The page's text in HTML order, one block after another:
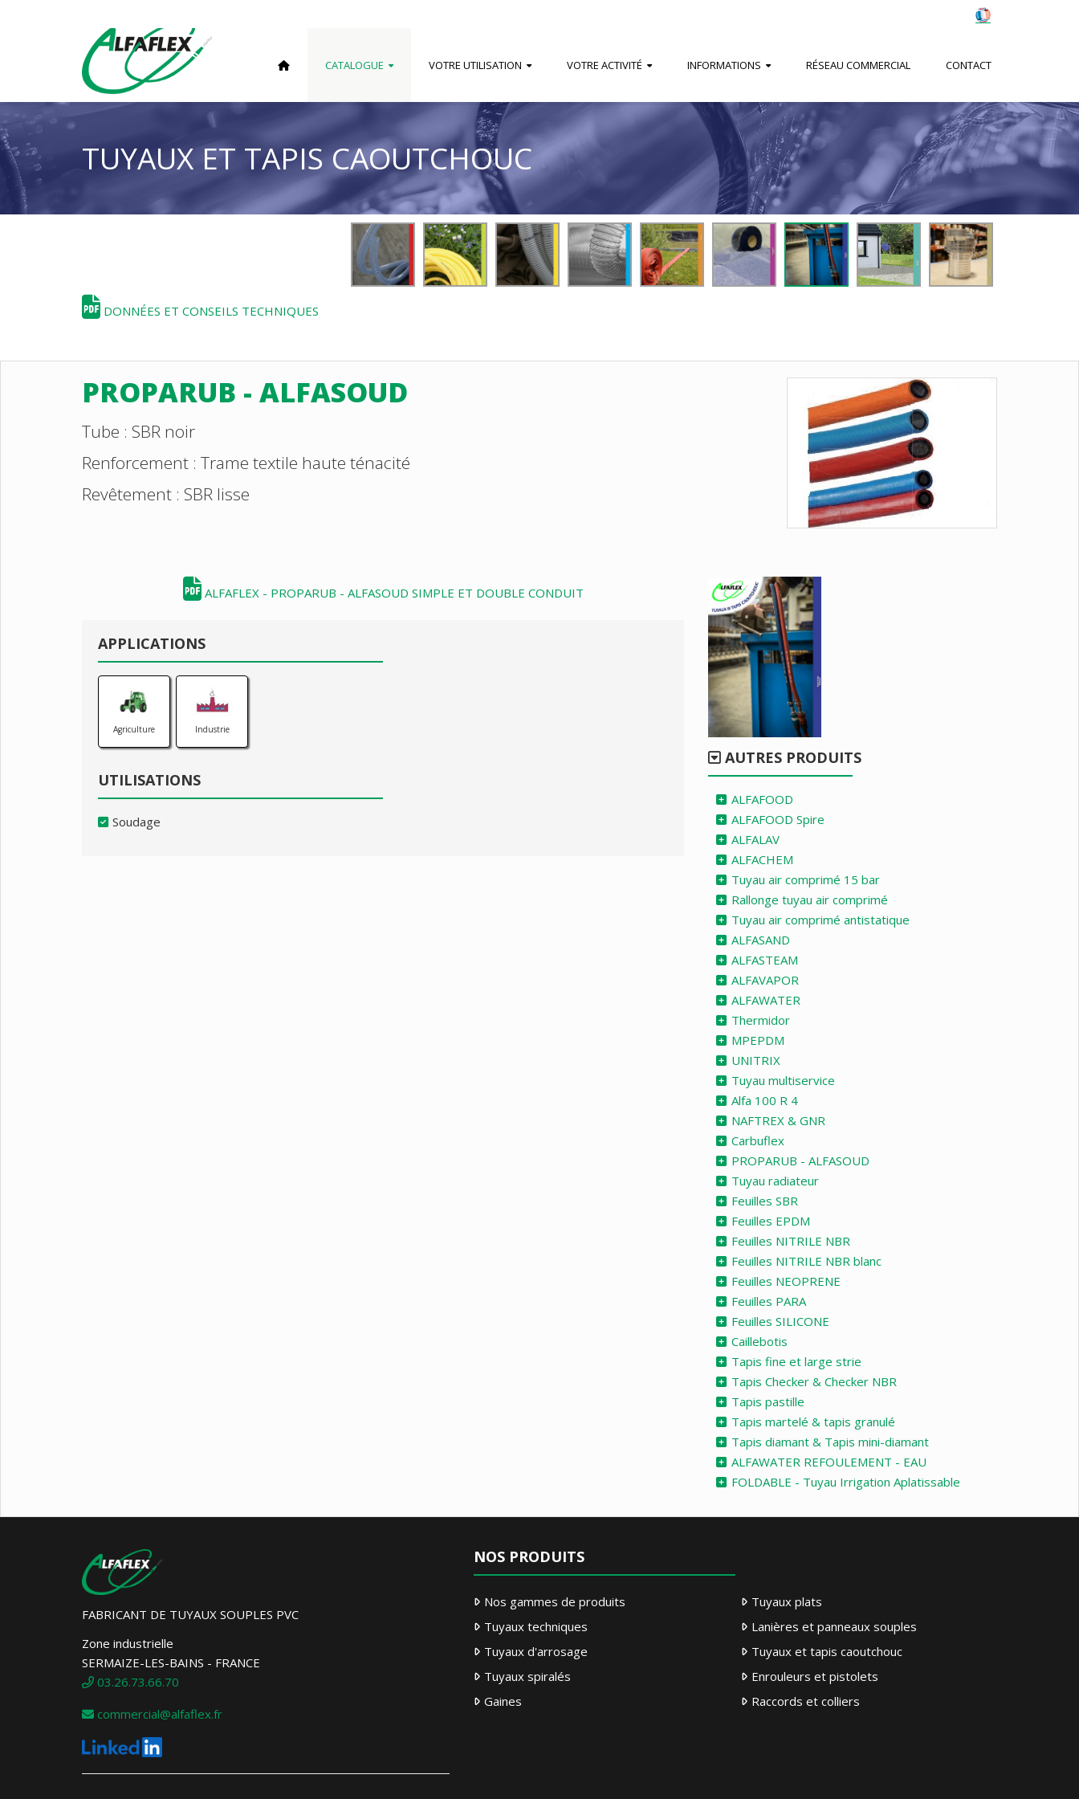
CATALOGUE VOTRE UTILISATION VOTRE ACTIVITÉ INFORMATIONS RÉSEAU COMMERCIAL CONTACT
TUYAUX ET TAPIS CAOUTCHOUC
DONNÉES ET CONSEILS TECHNIQUES
PROPARUB - ALFASOUD
Tube : SBR noir
Renforcement : Trame textile haute ténacité
Revêtement : SBR lisse
ALFAFLEX - PROPARUB - ALFASOUD SIMPLE ET DOUBLE CONDUIT
APPLICATIONS
Agriculture Industrie
UTILISATIONS
Soudage
AUTRES PRODUITS
ALFAFOOD
ALFAFOOD Spire
ALFALAV
ALFACHEM
Tuyau air comprimé 15 bar
Rallonge tuyau air comprimé
Tuyau air comprimé antistatique
ALFASAND
ALFASTEAM
ALFAVAPOR
ALFAWATER
Thermidor
MPEPDM
UNITRIX
Tuyau multiservice
Alfa 100 R 4
NAFTREX & GNR
Carbuflex
PROPARUB - ALFASOUD
Tuyau radiateur
Feuilles SBR
Feuilles EPDM
Feuilles NITRILE NBR
Feuilles NITRILE NBR blanc
Feuilles NEOPRENE
Feuilles PARA
Feuilles SILICONE
Caillebotis
Tapis fine et large strie
Tapis Checker & Checker NBR
Tapis pastille
Tapis martelé & tapis granulé
Tapis diamant & Tapis mini-diamant
ALFAWATER REFOULEMENT - EAU
FOLDABLE - Tuyau Irrigation Aplatissable
FABRICANT DE TUYAUX SOUPLES PVC
Zone industrielle
SERMAIZE-LES-BAINS - FRANCE
03.26.73.66.70
commercial@alfaflex.fr
NOS PRODUITS
Nos gammes de produits
Tuyaux techniques
Tuyaux d'arrosage
Tuyaux spiralés
Gaines
Tuyaux plats
Lanières et panneaux souples
Tuyaux et tapis caoutchouc
Enrouleurs et pistolets
Raccords et colliers